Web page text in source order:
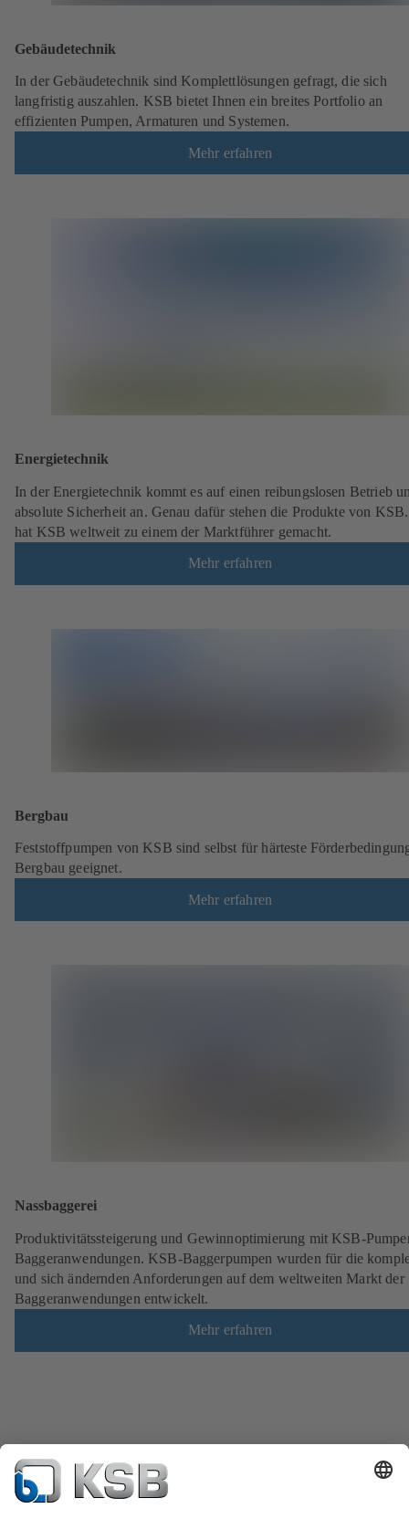
Gebäudetechnik
In der Gebäudetechnik sind Komplettlösungen gefragt, die sich
langfristig auszahlen. KSB bietet Ihnen ein breites Portfolio an
effizienten Pumpen, Armaturen und Systemen.
Mehr erfahren
Energietechnik
In der Energietechnik kommt es auf einen reibungslosen Betrieb
absolute Sicherheit an. Genau dafür stehen die Produkte von
hat KSB weltweit zu einem der Marktführer gemacht.
Mehr erfahren
Bergbau
Feststoffpumpen von KSB sind selbst für härteste
Bergbau geeignet.
Mehr erfahren
Nassbaggerei
Produktivitätssteigerung und Gewinnoptimierung mit KSB-
Baggeranwendungen. KSB-Baggerpumpen wurden für die
und sich ändernden Anforderungen auf dem weltweiten Markt der
Baggeranwendungen entwickelt.
Mehr erfahren